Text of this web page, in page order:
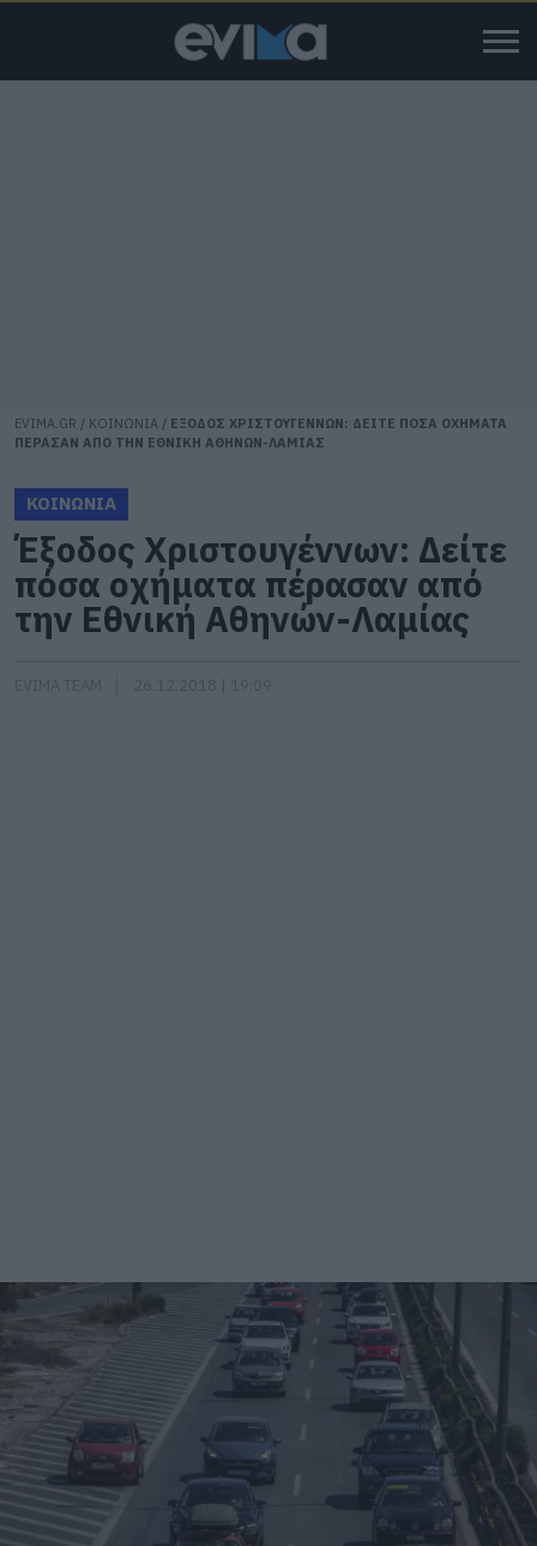
EVIMA.GR / ΚΟΙΝΩΝΙΑ / ΕΞΟΔΟΣ ΧΡΙΣΤΟΥΓΕΝΝΩΝ: ΔΕΙΤΕ ΠΟΣΑ ΟΧΗΜΑΤΑ
ΠΕΡΑΣΑΝ ΑΠΟ ΤΗΝ ΕΘΝΙΚΗ ΑΘΗΝΩΝ-ΛΑΜΙΑΣ
ΚΟΙΝΩΝΙΑ
Έξοδος Χριστουγέννων: Δείτε
πόσα οχήματα πέρασαν από
την Εθνική Αθηνών-Λαμίας